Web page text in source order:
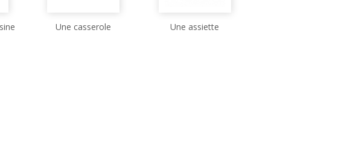
Une casserole Une assiette